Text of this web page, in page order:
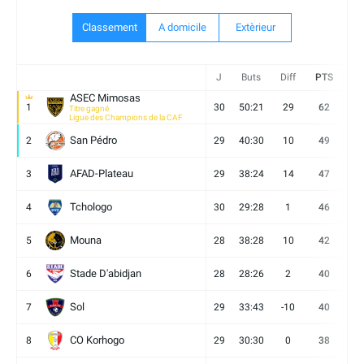
Classement A domicile Extèrieur
J Buts Diff PTS
1
ASEC Mimosas
Titre gagné
Ligue des Champions de la CAF
30 50:21 29 62
2 San Pédro 29 40:30 10 49
3 AFAD-Plateau 29 38:24 14 47
4 Tchologo 30 29:28 1 46
5 Mouna 28 38:28 10 42
6 Stade D'abidjan 28 28:26 2 40
7 Sol 29 33:43 -10 40
8 CO Korhogo 29 30:30 0 38